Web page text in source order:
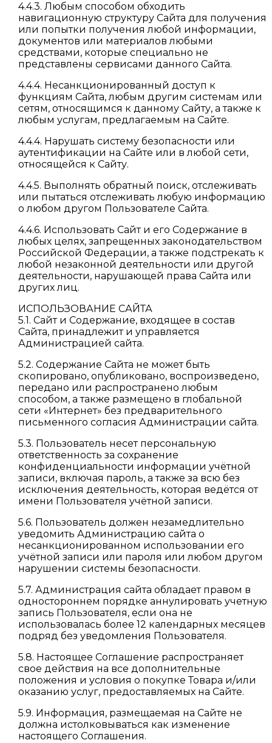
4.4.3. Любым способом обходить
навигационную структуру Сайта для получения
или попытки получения любой информации,
документов или материалов любыми
средствами, которые специально не
представлены сервисами данного Сайта.
4.4.4. Несанкционированный доступ к
функциям Сайта, любым другим системам или
сетям, относящимся к данному Сайту, а также к
любым услугам, предлагаемым на Сайте.
4.4.4. Нарушать систему безопасности или
аутентификации на Сайте или в любой сети,
относящейся к Сайту.
4.4.5. Выполнять обратный поиск, отслеживать
или пытаться отслеживать любую информацию
о любом другом Пользователе Сайта.
4.4.6. Использовать Сайт и его Содержание в
любых целях, запрещенных законодательством
Российской Федерации, а также подстрекать к
любой незаконной деятельности или другой
деятельности, нарушающей права Сайта или
других лиц.
ИСПОЛЬЗОВАНИЕ САЙТА
5.1. Сайт и Содержание, входящее в состав
Сайта, принадлежит и управляется
Администрацией сайта.
5.2. Содержание Сайта не может быть
скопировано, опубликовано, воспроизведено,
передано или распространено любым
способом, а также размещено в глобальной
сети «Интернет» без предварительного
письменного согласия Администрации сайта.
5.3. Пользователь несет персональную
ответственность за сохранение
конфиденциальности информации учётной
записи, включая пароль, а также за всю без
исключения деятельность, которая ведётся от
имени Пользователя учётной записи.
5.6. Пользователь должен незамедлительно
уведомить Администрацию сайта о
несанкционированном использовании его
учётной записи или пароля или любом другом
нарушении системы безопасности.
5.7. Администрация сайта обладает правом в
одностороннем порядке аннулировать учетную
запись Пользователя, если она не
использовалась более 12 календарных месяцев
подряд без уведомления Пользователя.
5.8. Настоящее Соглашение распространяет
свое действия на все дополнительные
положения и условия о покупке Товара и/или
оказанию услуг, предоставляемых на Сайте.
5.9. Информация, размещаемая на Сайте не
должна истолковываться как изменение
настоящего Соглашения.